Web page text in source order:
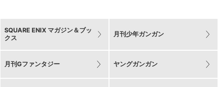
SQUARE ENIX マガジン＆ブッ
クス
月刊少年ガンガン
月刊Gファンタジー ヤングガンガン